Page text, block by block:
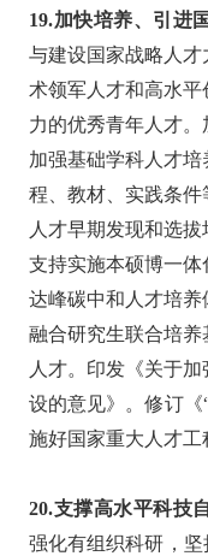
19.加快培养、引进
与建设国家战略人
术领军人才和高水
力的优秀青年人才
加强基础学科人才
程、教材、实践条
人才早期发现和选
支持实施本硕博一
达峰碳中和人才培
融合研究生联合培
人才。印发《关于
设的意见》。修订
施好国家重大人才工
20.支撑高水平科技
强化有组织科研，坚